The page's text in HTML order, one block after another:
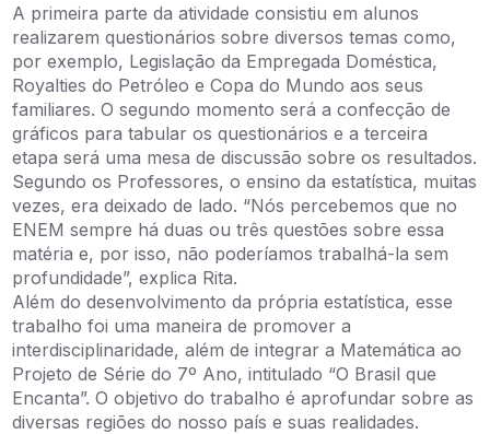
A primeira parte da atividade consistiu em alunos
realizarem questionários sobre diversos temas como,
por exemplo, Legislação da Empregada Doméstica,
Royalties do Petróleo e Copa do Mundo aos seus
familiares. O segundo momento será a confecção de
gráficos para tabular os questionários e a terceira
etapa será uma mesa de discussão sobre os resultados.
Segundo os Professores, o ensino da estatística, muitas
vezes, era deixado de lado. “Nós percebemos que no
ENEM sempre há duas ou três questões sobre essa
matéria e, por isso, não poderíamos trabalhá-la sem
profundidade”, explica Rita.
Além do desenvolvimento da própria estatística, esse
trabalho foi uma maneira de promover a
interdisciplinaridade, além de integrar a Matemática ao
Projeto de Série do 7º Ano, intitulado “O Brasil que
Encanta”. O objetivo do trabalho é aprofundar sobre as
diversas regiões do nosso país e suas realidades.